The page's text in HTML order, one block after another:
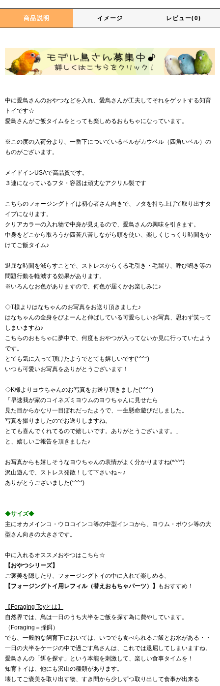
商品説明 イメージ レビュー(0)
中に愛鳥さんのおやつなどを入れ、愛鳥さんが工夫してそれをゲットする知育
トイです☆
愛鳥さんがご飯タイムをとっても楽しめるおもちゃになっています。
※この度の入荷分より、一番下についているベルがカウベル（四角いベル）の
ものがございます。
メイドインUSAで高品質です。
３連になっているフタ・容器は頑丈なアクリル製です
こちらのフォージングトイは初心者さん向きで、フタを持ち上げて取り出すタ
イプになります。
クリアカラーの入れ物で中身が見えるので、愛鳥さんの興味を引きます。
中身をどこから取ろうか四苦八苦しながら頭を使い、楽しくじっくり時間をか
けてご飯タイム♪
退屈な時間を減らすことで、ストレスからくる毛引き・毛齧り、呼び鳴き等の
問題行動を軽減する効果があります。
※いろんなお色がありますので、何色が届くかお楽しみに♪
◇T様よりはなちゃんのお写真をお送り頂きました♪
はなちゃんの全身をびよーんと伸ばしている可愛らしいお写真、思わず笑って
しまいますね♪
こちらのおもちゃに夢中で、何度もおやつが入ってないか見に行っていたよう
です。
とても気に入って頂けたようでとても嬉しいです(*^^*)
いつも可愛いお写真をありがとうございます！
◇K様よりヨウちゃんのお写真をお送り頂きました(*^^*)
「早速我が家のコイネズミヨウムのヨウちゃんに見せたら
見た目からかなり一目ぼれだったようで、一生懸命遊びだしました。
写真を撮りましたのでお送りしますね。
とても喜んでくれてるので嬉しいです。ありがとうございます。」
と、嬉しいご報告を頂きました♪
お写真からも嬉しそうなヨウちゃんの表情がよく分かりますね(*^^*)
沢山遊んで、ストレス発散！して下さいね～♪
ありがとうございました(*^^*)
◆サイズ◆
主にオカメインコ・ウロコインコ等の中型インコから、ヨウム・ボウシ等の大
型さん向きの大きさです。
中に入れるオススメおやつはこちら☆
【おやつシリーズ】
ご褒美を隠したり、フォージングトイの中に入れて楽しめる、
【フォージングトイ用レフィル（替えおもちゃパーツ）】
もおすすめ！
【Foraging Toyとは】
自然界では、鳥は一日のうち大半をご飯を探す為に費やしています。
（Foraging＝採餌）
でも、一般的な飼育下においては、いつでも食べられるご飯とお水がある・・
一日の大半をケージの中で過ごす鳥さんは、これでは退屈してしまいますね。
愛鳥さんの「餌を探す」という本能を刺激して、楽しい食事タイムを！
知育トイは、他にも沢山の種類があります。
壊してご褒美を取り出す物、すき間から少しずつ取り出して食事が出来る